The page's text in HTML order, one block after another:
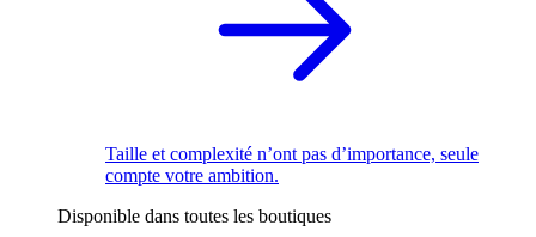
Taille et complexité n’ont pas d’importance, seule
compte votre ambition.
Disponible dans toutes les boutiques